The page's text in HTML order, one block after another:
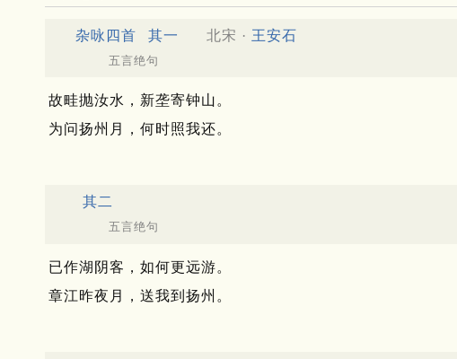
杂咏四首 其一 北宋 · 王安石
五言绝句
故畦抛汝水，新垄寄钟山。
为问扬州月，何时照我还。
其二
五言绝句
已作湖阴客，如何更远游。
章江昨夜月，送我到扬州。